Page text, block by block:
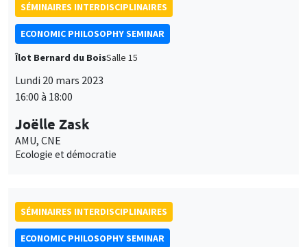
SÉMINAIRES INTERDISCIPLINAIRES
ECONOMIC PHILOSOPHY SEMINAR
Îlot Bernard du BoisSalle 15
Lundi 20 mars 2023
16:00 à 18:00
Joëlle Zask
AMU, CNE
Ecologie et démocratie
SÉMINAIRES INTERDISCIPLINAIRES
ECONOMIC PHILOSOPHY SEMINAR